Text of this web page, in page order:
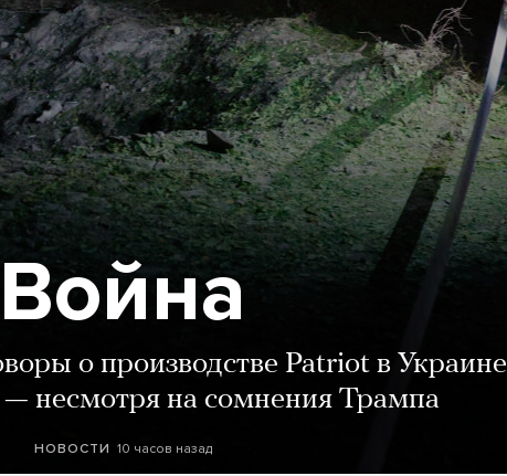
Война
о производстве Patriot в Украине
несмотря на сомнения Трампа
НОВОСТИ 10 часов назад